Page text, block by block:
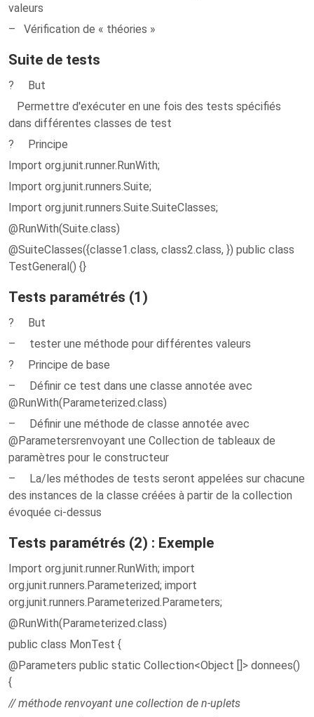
valeurs
– Vérification de « théories »
Suite de tests
? But
Permettre d'exécuter en une fois des tests spécifiés
dans différentes classes de test
? Principe
Import org.junit.runner.RunWith;
Import org.junit.runners.Suite;
Import org.junit.runners.Suite.SuiteClasses;
@RunWith(Suite.class)
@SuiteClasses({classe1.class, class2.class, }) public class
TestGeneral() {}
Tests paramétrés (1)
? But
– tester une méthode pour différentes valeurs
? Principe de base
– Définir ce test dans une classe annotée avec
@RunWith(Parameterized.class)
– Définir une méthode de classe annotée avec
@Parametersrenvoyant une Collection de tableaux de
paramètres pour le constructeur
– La/les méthodes de tests seront appelées sur chacune
des instances de la classe créées à partir de la collection
évoquée ci-dessus
Tests paramétrés (2) : Exemple
Import org.junit.runner.RunWith; import
org.junit.runners.Parameterized; import
org.junit.runners.Parameterized.Parameters;
@RunWith(Parameterized.class)
public class MonTest {
@Parameters public static Collection<Object []> donnees()
{
// méthode renvoyant une collection de n-uplets